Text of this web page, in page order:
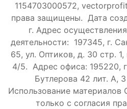
1154703000572,
права защищены. Дата
г. Адрес
деятельности: 197345, г.
65, ул. Оптиков, д. 30 стр.
4/5. Адрес офиса: 195220,
Бутлерова 42 лит. А,
Использование
только с согласия